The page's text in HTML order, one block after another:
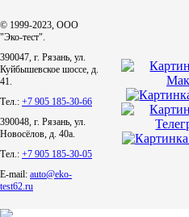
Материалы для ремонта
АКБ
Свечи
© 1999-2023, ООО
"Эко-тест".
390047, г. Рязань, ул.
Куйбышевское шоссе, д.
41.
Тел.: +7 905 185-30-66
390048, г. Рязань, ул.
Новосёлов, д. 40а.
Тел.: +7 905 185-30-05
E-mail: auto@eko-
test62.ru